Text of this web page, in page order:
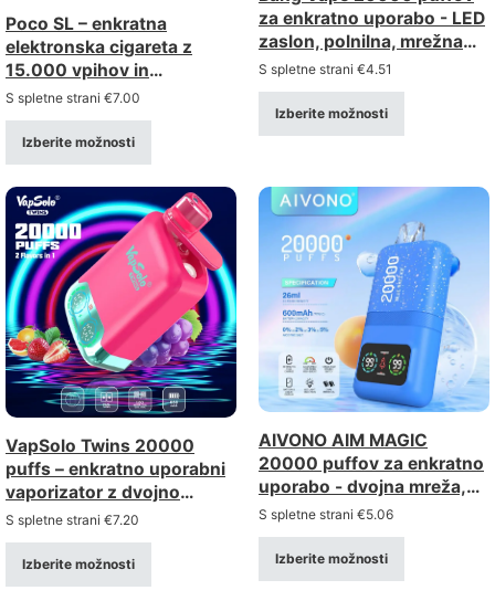
Poco SL – enkratna
elektronska cigareta z
15.000 vpihov in
nastavljivim pretokom
zraka – polnilna prek
priključka tipa C (moč 0–
5%)
S spletne strani €7.00
Izberite možnosti
za enkratno uporabo - LED
zaslon, polnilna, mrežna
tuljava
S spletne strani €4.51
Izberite možnosti
VapSolo Twins 20000
puffs – enkratno uporabni
vaporizator z dvojno
možnostjo – možnost
ponovnega polnjenja z
zaslonom
S spletne strani €7.20
Izberite možnosti
AIVONO AIM MAGIC
20000 puffov za enkratno
uporabo - dvojna mreža,
LCD zaslon
S spletne strani €5.06
Izberite možnosti